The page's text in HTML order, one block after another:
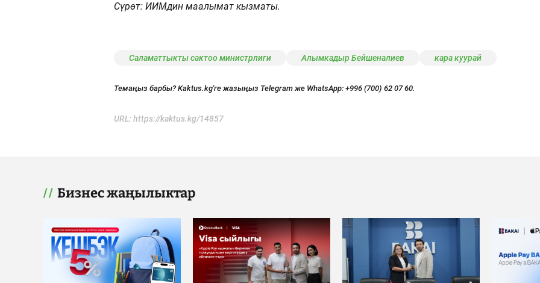
Сүрөт: ИИМдин маалымат кызматы.
Саламаттыкты сактоо министрлиги Алымкадыр Бейшеналиев кара куурай
Темаңыз барбы? Kaktus.kg'ге жазыңыз Telegram же WhatsApp: +996 (700) 62 07 60.
URL: https://kaktus.kg/14857
Бизнес жаңылыктар